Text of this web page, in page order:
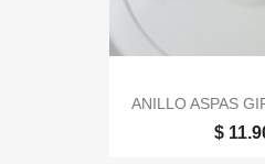
ANILLO ASPAS
$